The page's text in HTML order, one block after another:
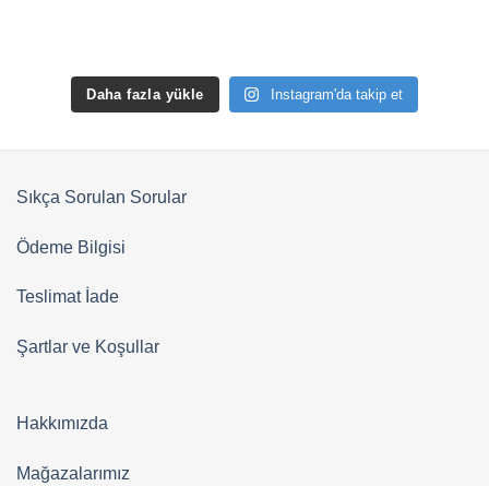
Daha fazla yükle Instagram'da takip et
Sıkça Sorulan Sorular
Ödeme Bilgisi
Teslimat İade
Şartlar ve Koşullar
Hakkımızda
Mağazalarımız